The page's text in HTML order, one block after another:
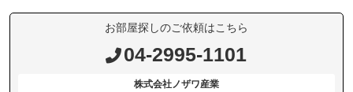
お部屋探しのご依頼はこちら
04-2995-1101
株式会社ノザワ産業